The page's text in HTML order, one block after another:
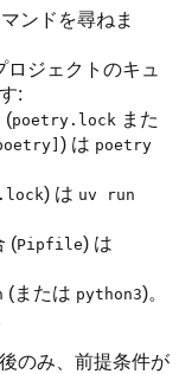
ンドを尋ねま
ロジェクトのキュ
:
(poetry.lock また
) は poetry
) は uv run
(Pipfile) は
(または python3)。
のみ、前提条件が